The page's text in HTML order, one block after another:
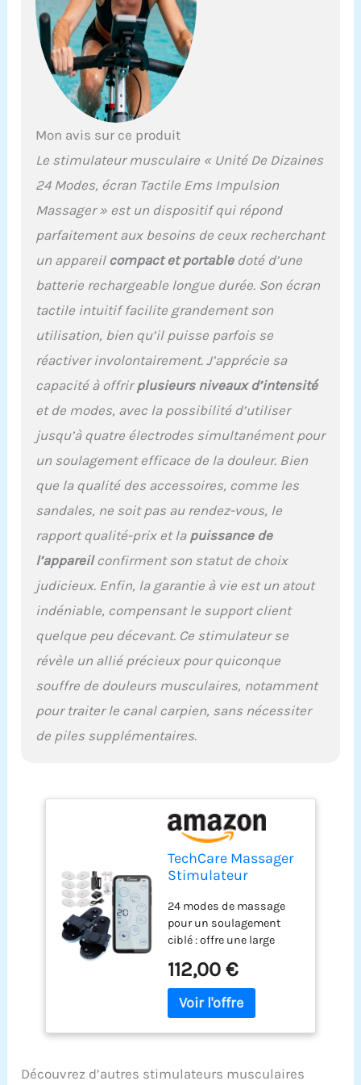
d'intensité, ce qui le rend
parfait pour les douleurs
du dos, des épaules, du
cou, des genoux ou des
jambes. Écran tactile et
permet une navigation
sans effort à travers les
modes, l'intensité et les
paramètres de minuterie.
Pas besoin de boutons
ou de manuels
compliqués. Design
portable et rechargeable :
compact, léger et
alimenté par une batterie
rechargeable intégrée.
Idéal pour la maison, le
bureau ou les voyages.
Soulagement de la
douleur des tissus
profonds : la technologie
TENS et EMS
aide à soulager la
douleur chronique, la
fasciite plantaire, les
douleurs musculaires et
appareil à écran tactile, 8
électrodes de rechange
ceinture coulissant, 1
support de tampon et de
manuel de l'utilisateur
(français non garanti), 1
guide de placement du
tampon, 1 câble de
chargeur, 1 adaptateur
mural AC, 1 paire de
Mon avis sur ce produit
Le stimulateur musculaire « Unité De Dizaines
24 Modes, écran Tactile Ems Impulsion
Massager » est un dispositif qui répond
parfaitement aux besoins de ceux recherchant
un appareil compact et portabledoté d’une
batterie rechargeable longue durée. Son écran
tactile intuitif facilite grandement son
utilisation, bien qu’il puisse parfois se
réactiver involontairement. J’apprécie sa
capacité à offrirplusieurs niveaux d’intensité
et de modes, avec la possibilité d’utiliser
jusqu’à quatre électrodes simultanément pour
un soulagement efficace de la douleur. Bien
que la qualité des accessoires, comme les
sandales, ne soit pas au rendez-vous, le
rapport qualité-prix et la puissance de
l’appareilconfirment son statut de choix
judicieux. Enfin, la garantie à vie est un atout
indéniable, compensant le support client
quelque peu décevant. Ce stimulateur se
révèle un allié précieux pour quiconque
souffre de douleurs musculaires, notamment
pour traiter le canal carpien, sans nécessiter
de piles supplémentaires.
TechCare Massager
Stimulateur
De Dizaines 24
Modes, Écran Tactile
Ems Impulsion
Massager
24 modes de massage
pour un soulagement
ciblé : offre une large
prédéfinis, y compris le
pétrissage, le
tapotement,
efficace de la douleur et
112,00 €
Découvrez d’autres stimulateurs musculaires